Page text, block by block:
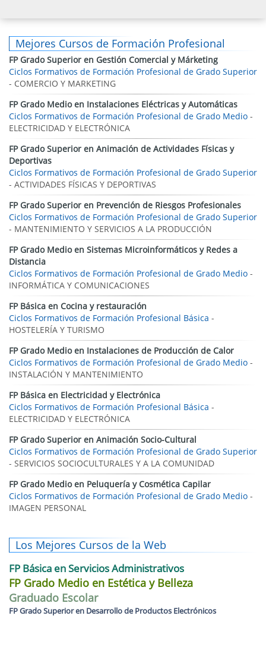
Mejores Cursos de Formación Profesional
FP Grado Superior en Gestión Comercial y Márketing
Ciclos Formativos de Formación Profesional de Grado Superior
- COMERCIO Y MARKETING
FP Grado Medio en Instalaciones Eléctricas y Automáticas
Ciclos Formativos de Formación Profesional de Grado Medio -
ELECTRICIDAD Y ELECTRÓNICA
FP Grado Superior en Animación de Actividades Físicas y
Deportivas
Ciclos Formativos de Formación Profesional de Grado Superior
- ACTIVIDADES FÍSICAS Y DEPORTIVAS
FP Grado Superior en Prevención de Riesgos Profesionales
Ciclos Formativos de Formación Profesional de Grado Superior
- MANTENIMIENTO Y SERVICIOS A LA PRODUCCIÓN
FP Grado Medio en Sistemas Microinformáticos y Redes a
Distancia
Ciclos Formativos de Formación Profesional de Grado Medio -
INFORMÁTICA Y COMUNICACIONES
FP Básica en Cocina y restauración
Ciclos Formativos de Formación Profesional Básica -
HOSTELERÍA Y TURISMO
FP Grado Medio en Instalaciones de Producción de Calor
Ciclos Formativos de Formación Profesional de Grado Medio -
INSTALACIÓN Y MANTENIMIENTO
FP Básica en Electricidad y Electrónica
Ciclos Formativos de Formación Profesional Básica -
ELECTRICIDAD Y ELECTRÓNICA
FP Grado Superior en Animación Socio-Cultural
Ciclos Formativos de Formación Profesional de Grado Superior
- SERVICIOS SOCIOCULTURALES Y A LA COMUNIDAD
FP Grado Medio en Peluquería y Cosmética Capilar
Ciclos Formativos de Formación Profesional de Grado Medio -
IMAGEN PERSONAL
Los Mejores Cursos de la Web
FP Básica en Servicios Administrativos
FP Grado Medio en Estética y Belleza
Graduado Escolar
FP Grado Superior en Desarrollo de Productos Electrónicos